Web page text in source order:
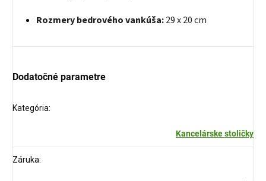
Rozmery bedrového vankúša:29 x 20 cm
Dodatočné parametre
Kategória:
Kancelárske stoličky
Záruka: